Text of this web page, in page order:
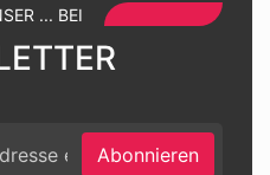
... BEI
Abonnieren